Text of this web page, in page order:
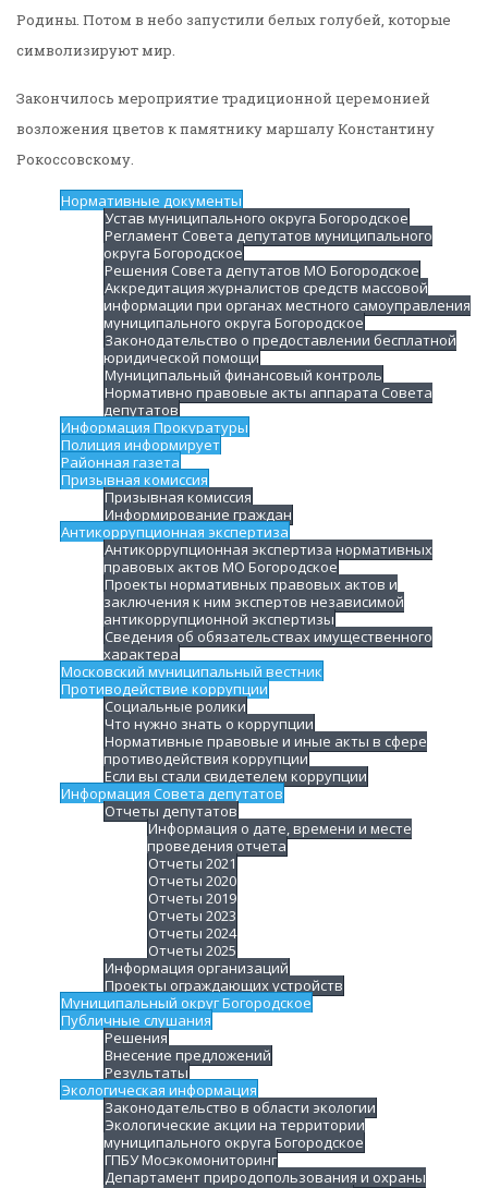
Родины. Потом в небо запустили белых голубей, которые
символизируют мир.
Закончилось мероприятие традиционной церемонией
возложения цветов к памятнику маршалу Константину
Рокоссовскому.
Нормативные документы
Устав муниципального округа Богородское
Регламент Совета депутатов муниципального
округа Богородское
Решения Совета депутатов МО Богородское
Аккредитация журналистов средств массовой
информации при органах местного самоуправления
муниципального округа Богородское
Законодательство о предоставлении бесплатной
юридической помощи
Муниципальный финансовый контроль
Нормативно правовые акты аппарата Совета
депутатов
Информация Прокуратуры
Полиция информирует
Районная газета
Призывная комиссия
Призывная комиссия
Информирование граждан
Антикоррупционная экспертиза
Антикоррупционная экспертиза нормативных
правовых актов МО Богородское
Проекты нормативных правовых актов и
заключения к ним экспертов независимой
антикоррупционной экспертизы
Сведения об обязательствах имущественного
характера
Московский муниципальный вестник
Противодействие коррупции
Социальные ролики
Что нужно знать о коррупции
Нормативные правовые и иные акты в сфере
противодействия коррупции
Если вы стали свидетелем коррупции
Информация Совета депутатов
Отчеты депутатов
Информация о дате, времени и месте
проведения отчета
Отчеты 2021
Отчеты 2020
Отчеты 2019
Отчеты 2023
Отчеты 2024
Отчеты 2025
Информация организаций
Проекты ограждающих устройств
Муниципальный округ Богородское
Публичные слушания
Решения
Внесение предложений
Результаты
Экологическая информация
Законодательство в области экологии
Экологические акции на территории
муниципального округа Богородское
ГПБУ Мосэкомониторинг
Департамент природопользования и охраны